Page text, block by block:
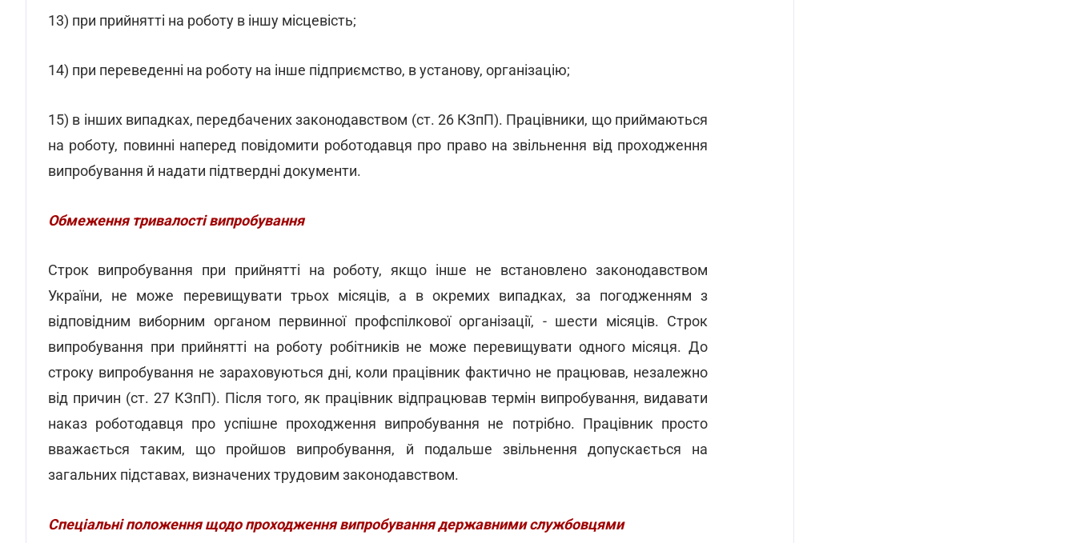
13) при прийнятті на роботу в іншу місцевість;
14) при переведенні на роботу на інше підприємство, в установу, організацію;
15) в інших випадках, передбачених законодавством (ст. 26 КЗпП). Працівники, що приймаються
на роботу, повинні наперед повідомити роботодавця про право на звільнення від проходження
випробування й надати підтвердні документи.
Обмеження тривалості випробування
Строк випробування при прийнятті на роботу, якщо інше не встановлено законодавством
України, не може перевищувати трьох місяців, а в окремих випадках, за погодженням з
відповідним виборним органом первинної профспілкової організації, - шести місяців. Строк
випробування при прийнятті на роботу робітників не може перевищувати одного місяця. До
строку випробування не зараховуються дні, коли працівник фактично не працював, незалежно
від причин (ст. 27 КЗпП). Після того, як працівник відпрацював термін випробування, видавати
наказ роботодавця про успішне проходження випробування не потрібно. Працівник просто
вважається таким, що пройшов випробування, й подальше звільнення допускається на
загальних підставах, визначених трудовим законодавством.
Спеціальні положення щодо проходження випробування державними службовцями